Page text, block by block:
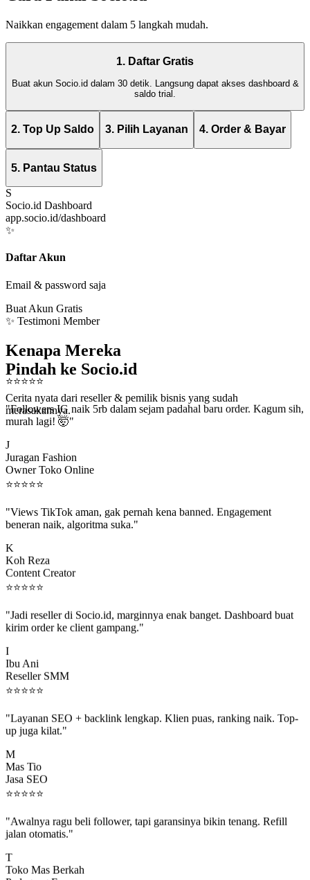
Naikkan engagement dalam 5 langkah mudah.
1. Daftar Gratis
Buat akun Socio.id dalam 30 detik. Langsung dapat akses dashboard &
saldo trial.
2. Top Up Saldo 3. Pilih Layanan 4. Order & Bayar
5. Pantau Status
S
Socio.id Dashboard
app.socio.id/dashboard
✨
Daftar Akun
Email & password saja
Buat Akun Gratis
✨ Testimoni Member
Kenapa Mereka
Pindah ke Socio.id
Cerita nyata dari reseller & pemilik bisnis yang sudah
merasakannya.
⭐⭐⭐⭐⭐
"Followers IG naik 5rb dalam sejam padahal baru order. Kagum sih,
murah lagi! 🤯"
Juragan Fashion
Owner Toko Online
⭐⭐⭐⭐ ⭐
beneran naik, algoritma suka."
Koh Reza
Content Creator
⭐⭐⭐⭐⭐
kirim order ke client gampang."
Ibu Ani
Reseller SMM
⭐⭐⭐⭐⭐
up juga kilat."
Mas Tio
Jasa SEO
⭐⭐⭐⭐⭐
jalan otomatis."
Toko Mas Berkah
Pedagang Emas